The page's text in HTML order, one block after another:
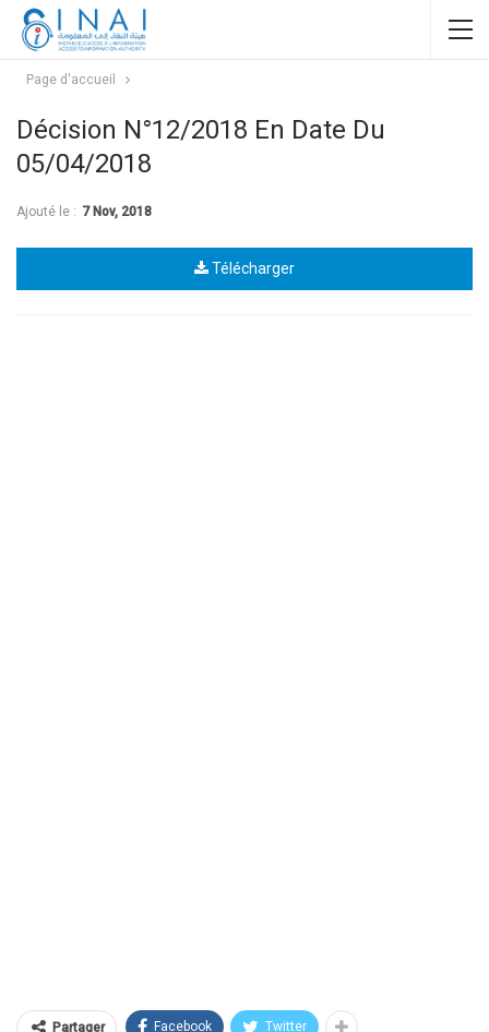
Page d'accueil
Décision N°12/2018 En Date Du
05/04/2018
Ajouté le : 7 Nov, 2018
Télécharger
Partager Facebook Twitter